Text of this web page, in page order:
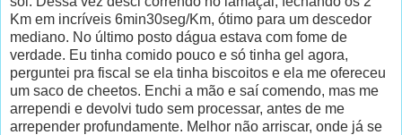
Km em incríveis 6min30seg/Km, ótimo para um descedor
mediano. No último posto dágua estava com fome de
verdade. Eu tinha comido pouco e só tinha gel agora,
perguntei pra fiscal se ela tinha biscoitos e ela me ofereceu
um saco de cheetos. Enchi a mão e saí comendo, mas me
arrependi e devolvi tudo sem processar, antes de me
arrepender profundamente. Melhor não arriscar, onde já se